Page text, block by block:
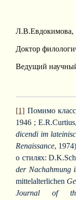
Л.В.Евдокимова,
Доктор
Ведущий
[1] Помимо
1946 ; E.R.Curtius,
dicendi im
Renaissance,
о стилях:
der Nachahmung
mittelalterlichen
Journal of